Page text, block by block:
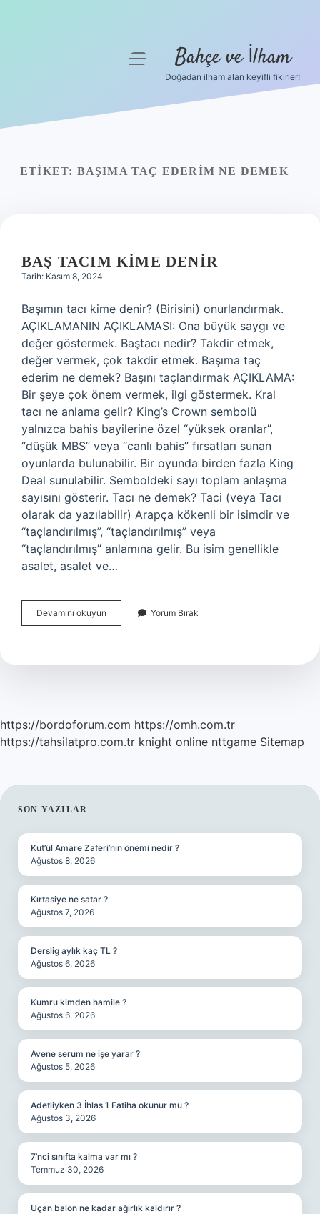
Yasal Uyarı
menüyü
Bahçe ve İlham
Doğadan ilham alan keyifli fikirler!
ETIKET: BAŞIMA TAÇ EDERIM NE DEMEK
BAŞ TACIM KIME DENIR
Tarih: Kasım 8, 2024
Başımın tacı kime denir? (Birisini) onurlandırmak.
AÇIKLAMANIN AÇIKLAMASI: Ona büyük saygı ve
değer göstermek. Baştacı nedir? Takdir etmek,
değer vermek, çok takdir etmek. Başıma taç
ederim ne demek? Başını taçlandırmak AÇIKLAMA:
Bir şeye çok önem vermek, ilgi göstermek. Kral
tacı ne anlama gelir? King’s Crown sembolü
yalnızca bahis bayilerine özel “yüksek oranlar”,
“düşük MBS” veya “canlı bahis” fırsatları sunan
oyunlarda bulunabilir. Bir oyunda birden fazla King
Deal sunulabilir. Semboldeki sayı toplam anlaşma
sayısını gösterir. Tacı ne demek? Taci (veya Tacı
olarak da yazılabilir) Arapça kökenli bir isimdir ve
“taçlandırılmış”, “taçlandırılmış” veya
“taçlandırılmış” anlamına gelir. Bu isim genellikle
asalet, asalet ve…
Devamını okuyun
Tacım
Yorum Bırak
https://bordoforum.com https://omh.com.tr
https://tahsilatpro.com.tr knight online nttgame Sitemap
SIDEBAR
SON YAZILAR
Kut’ül Amare Zaferi’nin önemi nedir ?
Ağustos 8, 2026
Kırtasiye ne satar ?
Ağustos 7, 2026
Derslig aylık kaç TL ?
Ağustos 6, 2026
Kumru kimden hamile ?
Ağustos 6, 2026
Avene serum ne işe yarar ?
Ağustos 5, 2026
Adetliyken 3 İhlas 1 Fatiha okunur mu ?
Ağustos 3, 2026
7’nci sınıfta kalma var mı ?
Temmuz 30, 2026
Uçan balon ne kadar ağırlık kaldırır ?